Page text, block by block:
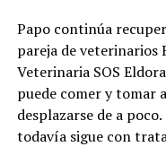
Papo continúa
pareja de veterinarios
Veterinaria SOS
puede comer y tomar
desplazarse de a
todavía sigue con